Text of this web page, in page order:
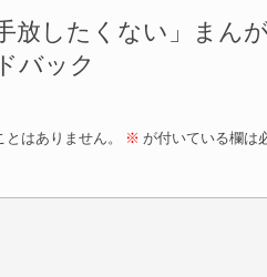
放したくない」まんが
バック
はありません。 ※ が付いている欄は